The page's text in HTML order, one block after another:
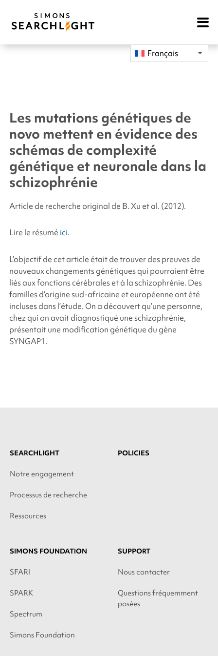
Open
Français
Les mutations génétiques de
novo mettent en évidence des
schémas de complexité
génétique et neuronale dans la
schizophrénie
Article de recherche original de B. Xuet al. (2012).
Lire le résumé ici.
L’objectif de cet article était de trouver des preuves de
nouveaux changements génétiques qui pourraient être
liés aux fonctions cérébrales et à la schizophrénie. Des
familles d’origine sud-africaine et européenne ont été
incluses dans l’étude. On a découvert qu’une personne,
chez qui on avait diagnostiqué une schizophrénie,
présentait une modification génétique du gène
SYNGAP1.
SEARCHLIGHT
Notre engagement
Processus de recherche
Ressources
POLICIES
SIMONS FOUNDATION
SFARI
SPARK
Spectrum
Simons Foundation
SUPPORT
Nous contacter
Questions fréquemment
posées